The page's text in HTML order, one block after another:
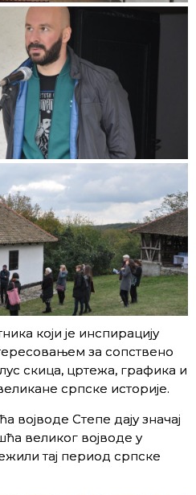
који је инспирацију
за сопствено
скица, цртежа, графика и
српске историје.
војводе Степе дају значај
великог војводе у
тај период српске